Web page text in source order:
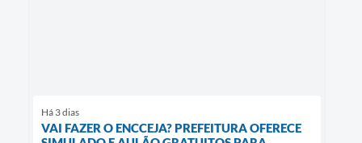
Há 3 dias
VAI FAZER O ENCCEJA? PREFEITURA OFERECE